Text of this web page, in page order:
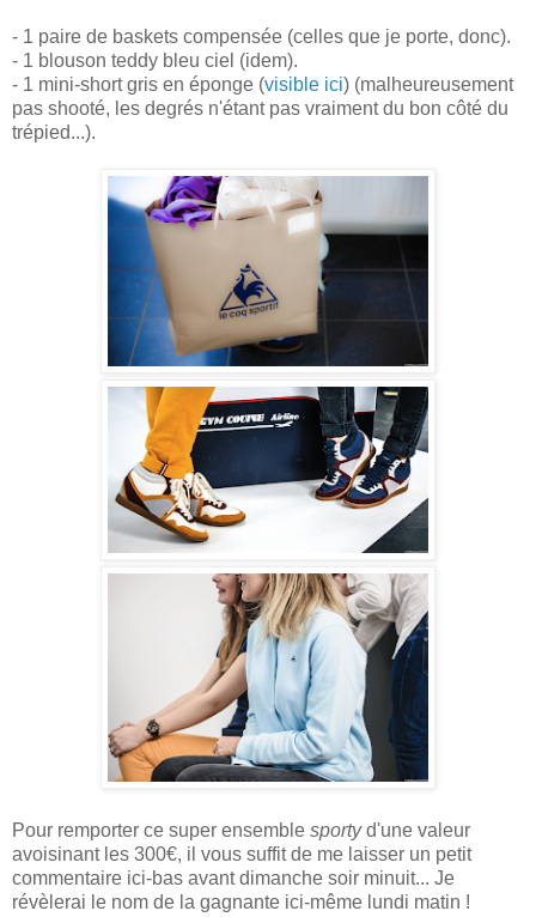
- 1 paire de baskets compensée (celles que je porte, donc).
- 1 blouson teddy bleu ciel (idem).
- 1 mini-short gris en éponge (visible ici) (malheureusement
pas shooté, les degrés n'étant pas vraiment du bon côté du
trépied...).
Pour remporter ce super ensemble sportyd'une valeur
avoisinant les 300€, il vous suffit de me laisser un petit
commentaire ici-bas avant dimanche soir minuit... Je
révèlerai le nom de la gagnante ici-même lundi matin !